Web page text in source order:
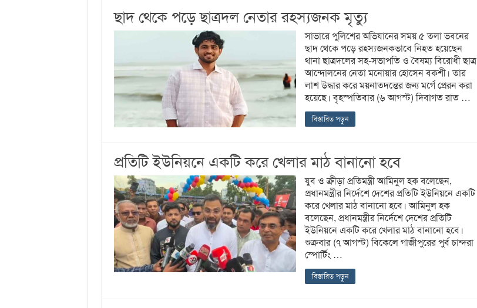
ছাদ থেকে পড়ে ছাত্রদল নেতার রহস্যজনক মৃত্যু
সাভারে পুলিশের অভিযানের সময় ৫ তলা ভবনের
ছাদ থেকে পড়ে রহস্যজনকভাবে নিহত হয়েছেন
থানা ছাত্রদলের সহ-সভাপতি ও বৈষম্য বিরোধী ছাত্র
আন্দোলনের নেতা মনোয়ার হোসেন বকশী। তার
লাশ উদ্ধার করে ময়নাতদন্তের জন্য মর্গে প্রেরন করা
হয়েছে। বৃহস্পতিবার (৬ আগস্ট) দিবাগত রাত …
বিস্তারিত পড়ুন
প্রতিটি ইউনিয়নে একটি করে খেলার মাঠ বানানো হবে
যুব ও ক্রীড়া প্রতিমন্ত্রী আমিনুল হক বলেছেন,
প্রধানমন্ত্রীর নির্দেশে দেশের প্রতিটি ইউনিয়নে একটি
করে খেলার মাঠ বানানো হবে। আমিনুল হক
বলেছেন, প্রধানমন্ত্রীর নির্দেশে দেশের প্রতিটি
ইউনিয়নে একটি করে খেলার মাঠ বানানো হবে।
শুক্রবার (৭ আগস্ট) বিকেলে গাজীপুরের পুর্ব চান্দরা
স্পোর্টিং …
বিস্তারিত পড়ুন